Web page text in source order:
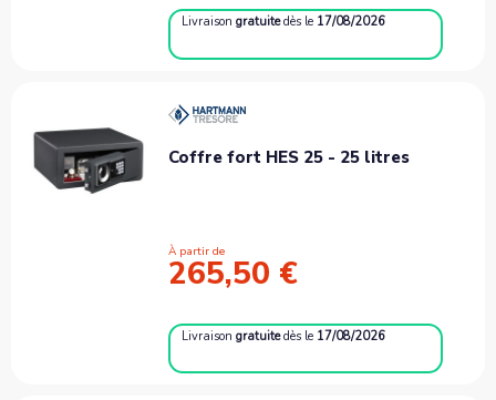
Livraisongratuite dès le 17/08/2026
Coffre fort HES 25 - 25 litres
À partir de
265,50 €
Livraisongratuite dès le 17/08/2026